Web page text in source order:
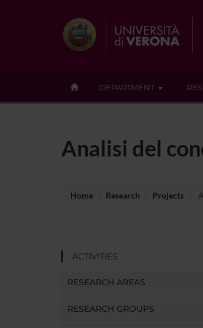
DEPARTMENT
Analisi del
Home Research Projects
ACTIVITIES
RESEARCH AREAS
RESEARCH GROUPS